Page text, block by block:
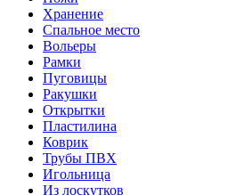
Хранение
Спальное место
Вольеры
Рамки
Пуговицы
Ракушки
Открытки
Пластилина
Коврик
Трубы ПВХ
Игольница
Из лоскутков